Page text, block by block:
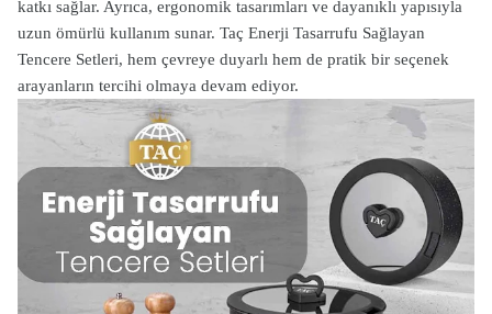
katkı sağlar. Ayrıca, ergonomik tasarımları ve dayanıklı yapısıyla
uzun ömürlü kullanım sunar. Taç Enerji Tasarrufu Sağlayan
Tencere Setleri, hem çevreye duyarlı hem de pratik bir seçenek
arayanların tercihi olmaya devam ediyor.